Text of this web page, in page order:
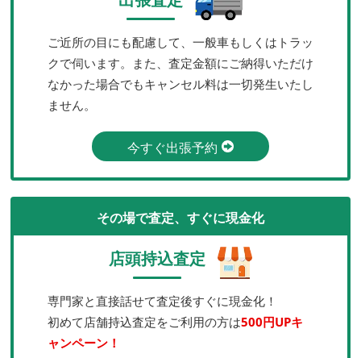
ご近所の目にも配慮して、一般車もしくはトラッ
クで伺います。また、査定金額にご納得いただけ
なかった場合でもキャンセル料は一切発生いたし
ません。
今すぐ出張予約
その場で査定、すぐに現金化
店頭持込査定
専門家と直接話せて査定後すぐに現金化！
初めて店舗持込査定をご利用の方は500円UPキ
ャンペーン！